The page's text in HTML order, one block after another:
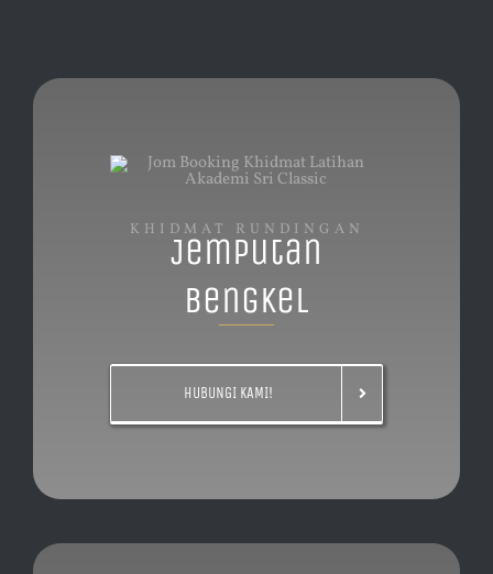
KHIDMAT RUNDINGAN
Jemputan
Bengkel
HUBUNGI KAMI!